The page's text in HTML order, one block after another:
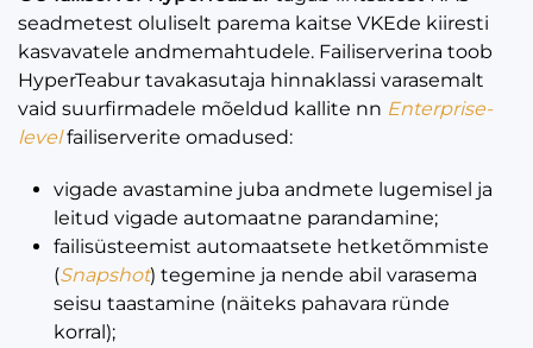
seadmetest oluliselt parema kaitse VKEde kiiresti
kasvavatele andmemahtudele. Failiserverina toob
HyperTeabur tavakasutaja hinnaklassi varasemalt
vaid suurfirmadele mõeldud kallite nn Enterprise-
levelfailiserverite omadused:
vigade avastamine juba andmete lugemisel ja
leitud vigade automaatne parandamine;
failisüsteemist automaatsete hetketõmmiste
(Snapshot) tegemine ja nende abil varasema
seisu taastamine (näiteks pahavara ründe
korral);